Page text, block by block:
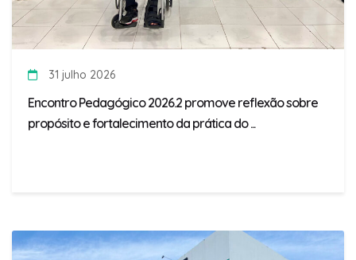
31 julho 2026
Encontro Pedagógico 2026.2 promove reflexão sobre
propósito e fortalecimento da prática do ...